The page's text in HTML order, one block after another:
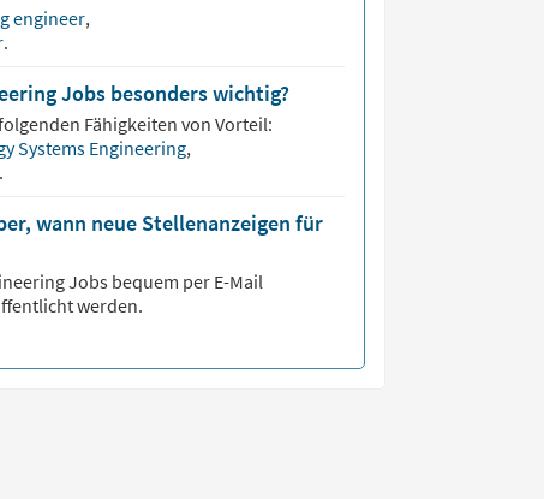
engineer,
.
Jobs besonders wichtig?
Fähigkeiten von Vorteil:
Systems Engineering,
wann neue Stellenanzeigen für
Jobs bequem per E-Mail
werden.